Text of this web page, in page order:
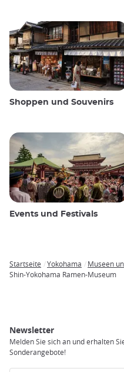
Shoppen und Souvenirs
Events und Festivals
Breadcrumb
Startseite Yokohama
Museen
Shin-Yokohama Ramen-Museum
Newsletter
Melden Sie sich an und erhalten
Sonderangebote!